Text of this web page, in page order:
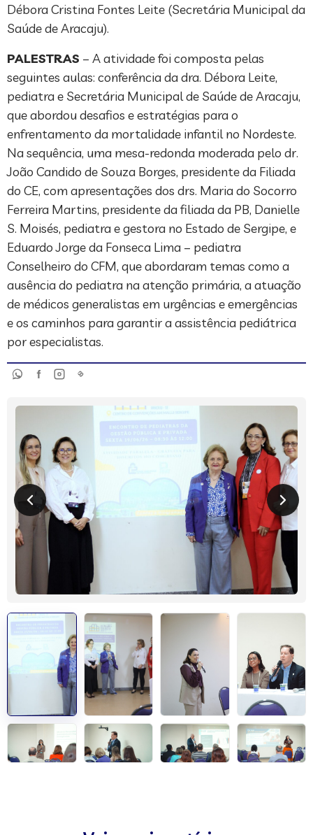
Débora Cristina Fontes Leite (Secretária Municipal da
Saúde de Aracaju).
PALESTRAS – A atividade foi composta pelas
seguintes aulas: conferência da dra. Débora Leite,
pediatra e Secretária Municipal de Saúde de Aracaju,
que abordou desafios e estratégias para o
enfrentamento da mortalidade infantil no Nordeste.
Na sequência, uma mesa-redonda moderada pelo dr.
João Candido de Souza Borges, presidente da Filiada
do CE, com apresentações dos drs. Maria do Socorro
Ferreira Martins, presidente da filiada da PB, Danielle
S. Moisés, pediatra e gestora no Estado de Sergipe, e
Eduardo Jorge da Fonseca Lima – pediatra
Conselheiro do CFM, que abordaram temas como a
ausência do pediatra na atenção primária, a atuação
de médicos generalistas em urgências e emergências
e os caminhos para garantir a assistência pediátrica
por especialistas.